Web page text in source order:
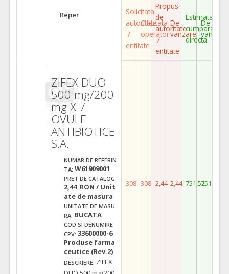
Reper
Solicitata
autoritate
/
entitate
Ofertata
operator
Propus
de
autoritate
/
entitate
De
vanzare
Estimata
cumparare
directa
De
vanzare
ZIFEX DUO
500 mg/200
mg X 7
OVULE
ANTIBIOTICE
S.A.
NUMAR DE REFERIN
TA: W61909001
PRET DE CATALOG:
2,44 RON / Unit
ate de masura
UNITATE DE MASU
RA: BUCATA
COD SI DENUMIRE
CPV: 33600000-6
Produse farma
ceutice (Rev.2)
DESCRIERE: ZIFEX
308 308 2,44 2,44 751,52751,52